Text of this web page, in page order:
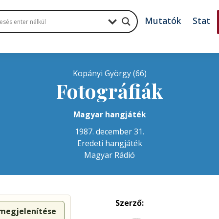
Mutatók Stat
Kopányi György (66)
Fotográfiák
Magyar hangjáték
1987. december 31.
Eredeti hangjáték
Magyar Rádió
Szerző: